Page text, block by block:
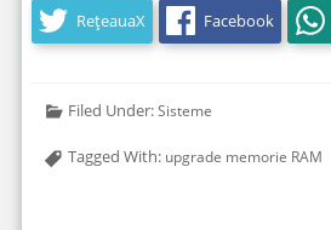
RețeauaX Facebook
Filed Under:Sisteme
Tagged With: upgrade memorie RAM